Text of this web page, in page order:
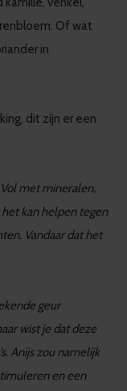
Of wat
in
dit zijn er een
met mineralen,
kan helpen tegen
Vandaar dat het
geur
wist je dat deze
Anijs zounamelijk
en een